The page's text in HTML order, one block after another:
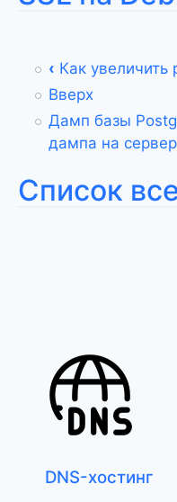
‹ Как увеличить
Вверх
Дамп базы
дампа на
Список
DNS-хостинг